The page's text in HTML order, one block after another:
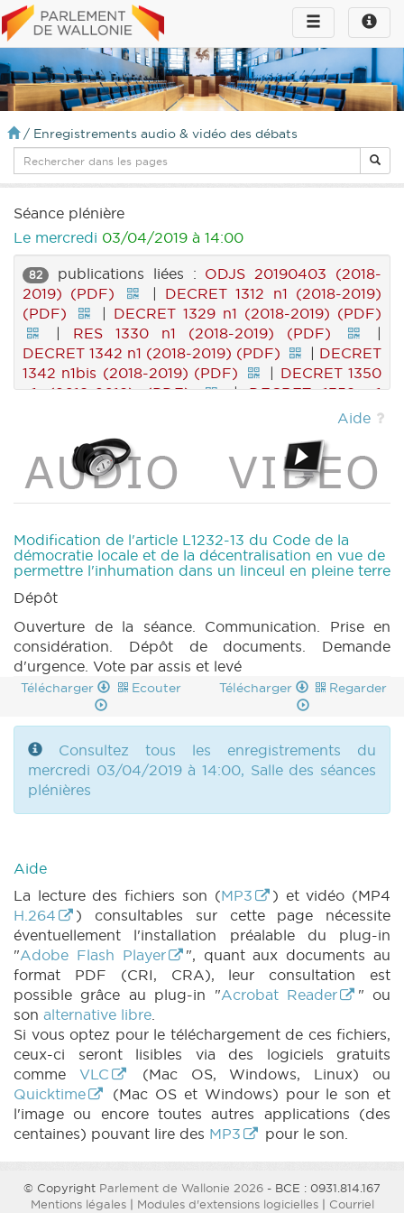
Toggle
infos
Toggle
navigation
/ Enregistrements audio & vidéo des débats
Séance plénière
Le mercredi 03/04/2019 à 14:00
82 publications liées : ODJS 20190403 (2018-
2019) (PDF)
| DECRET 1312 n1 (2018-2019)
(PDF)
| DECRET 1329 n1 (2018-2019) (PDF)
| RES 1330 n1 (2018-2019) (PDF)
|
DECRET 1342 n1 (2018-2019) (PDF)
| DECRET
1342 n1bis (2018-2019) (PDF)
| DECRET 1350
n1 (2018-2019) (PDF)
|DECRET 1359 n1
DECRET 1372 n1 (2018-
(PDF)
|DECRET 1374 n1 (2018-2019) (PDF)
|
DECRET 1278 n1 (2018-2019) (PDF)
|
DECRET 1278 n2 (2018-2019) (PDF)
|
PARCHEMIN 1278 (2018-2019) (PDF)
DECRET 1279 n1 (2018-2019) (PDF)
|DECRET
1279 n1bis (2018-2019) (PDF)
|DECRET 1279
n2 (2018-2019) (PDF)
(2018-2019) (PDF)
2019) (PDF)
|DECRET 1280 n1 (2018-2019)
(PDF)
|DECRET 1280 n2 (2018-2019) (PDF)
|DECRET 1280 n3 (2018-2019) (PDF)
PARCHEMIN 1280 (2018-2019) (PDF)
|
DECRET 1299 n1 (2018-2019) (PDF)
|
1299 n2 (2018-2019) (PDF)
|DECRET 1299 n3
(2018-2019) (PDF)
|DECRET 1299 n4 (2018-
2019) (PDF)
|PARCHEMIN 1299 (2018-2019)
(PDF)
|DECRET 1300 n2 (2018-2019) (PDF)
|
PARCHEMIN 1300 (2018-2019) (PDF)
DECRET 1325 n1 (2018-2019) (PDF)
|DECRET
1325 n2 (2018-2019) (PDF)
|DECRET 1325 n3
(2018-2019) (PDF)
|DECRET 1325 n4 (2018-
2019) (PDF)
|DECRET 1325 n5 (2018-2019)
(PDF)
|
DECRET 1325 n6 (2018-2019) (PDF)
|DECRET 1326 n1 (2018-2019) (PDF)
|
DECRET 1326 n2 (2018-2019) (PDF)
DECRET 1326 n3 (2018-2019) (PDF)
|
DECRET 1326 n4 (2018-2019) (PDF)
|
DECRET 1326 n5 (2018-2019) (PDF)
|
DECRET 1326 n6 (2018-2019) (PDF)
|
DECRET 1340 n1 (2018-2019) (PDF)
|
DECRET 1340 n2 (2018-2019) (PDF)
DECRET 1340 n3 (2018-2019) (PDF)
PARCHEMIN 1340 (2018-2019) (PDF)
|
DECRET 1341 n1 (2018-2019) (PDF)
|DECRET
1341 n2 (2018-2019) (PDF)
| DECRET 1341 n3
Aide
Modification de l'article L1232-13 du Code de la
démocratie locale et de la décentralisation en vue de
permettre l'inhumation dans un linceul en pleine terre
Dépôt
Ouverture de la séance. Communication. Prise en
considération. Dépôt de documents. Demande
d'urgence. Vote par assis et levé
Télécharger Ecouter Télécharger Regarder
Consultez tous les enregistrements du
mercredi 03/04/2019 à 14:00, Salle des séances
plénières
Aide
La lecture des fichiers son (MP3
) et vidéo (MP4
H.264
) consultables sur cette page nécessite
éventuellement l'installation préalable du plug-in
"Adobe Flash Player
", quant aux documents au
format PDF (CRI, CRA), leur consultation est
possible grâce au plug-in "Acrobat Reader
" ou
son alternative libre.
Si vous optez pour le téléchargement de ces fichiers,
ceux-ci seront lisibles via des logiciels gratuits
comme VLC
(Mac OS, Windows, Linux) ou
Quicktime
(Mac OS et Windows) pour le son et
l'image ou encore toutes autres applications (des
centaines) pouvant lire des MP3 pour le son.
© Copyright Parlement de Wallonie 2026 - BCE : 0931.814.167
Mentions légales| Modules d'extensions logicielles| Courriel